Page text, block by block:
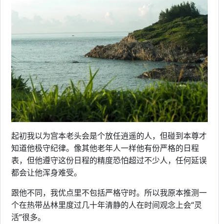
起初我以为宫本老头会是个放任逍遥的人，但碰到本尊才
知道他极守纪律。像其他老年人一样他有份严格的日程
表，但他遵守这份日程的精度恐怕超过不少人，任何延误
都会让他浑身难受。
跟他不同，我优点里不包括严格守时。所以我原本推测一
个在热带丛林里度过几十年清静的人在时间观念上会“灵
活”很多。